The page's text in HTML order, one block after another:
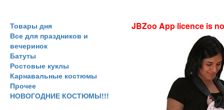
Товары дня
Все для праздников и
вечеринок
Батуты
Ростовые куклы
Карнавальные костюмы
Прочее
НОВОГОДНИЕ КОСТЮМЫ!!!
JBZoo App licence is